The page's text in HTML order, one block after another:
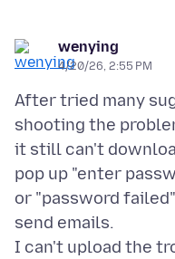
wenying
4/20/26, 2:55 PM
After tried many
shooting the
it still can't
pop up "enter
or "password
send emails.
I can't upload the